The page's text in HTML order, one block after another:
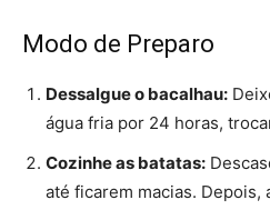
Modo de Preparo
Dessalgue o bacalhau:
água fria por 24 horas,
Cozinhe as batatas:
até ficarem macias. Depois,